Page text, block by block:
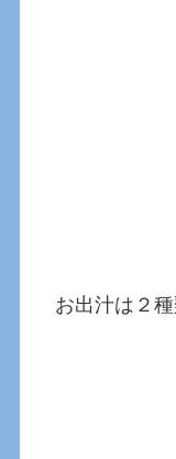
お出汁は２